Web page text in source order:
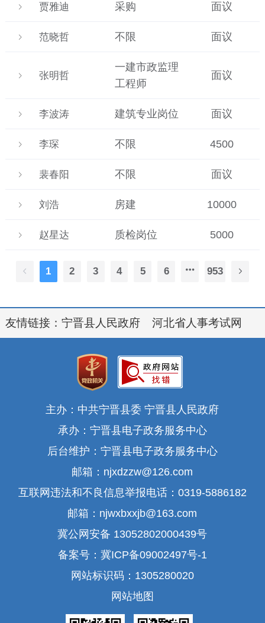
贾雅迪 采购 面议
范晓哲 不限 面议
张明哲
一建市政监理
工程师
面议
李波涛 建筑专业岗位 面议
李琛 不限 4500
裴春阳 不限 面议
刘浩 房建 10000
赵星达 质检岗位 5000
1 2 3 4 5 6 953
友情链接： 宁晋县人民政府 河北省人事考试网
主办：中共宁晋县委 宁晋县人民政府
承办：宁晋县电子政务服务中心
后台维护：宁晋县电子政务服务中心
邮箱：njxdzzw@126.com
互联网违法和不良信息举报电话：0319-5886182
邮箱：njwxbxxjb@163.com
冀公网安备 13052802000439号
备案号：冀ICP备09002497号-1
网站标识码：1305280020
网站地图